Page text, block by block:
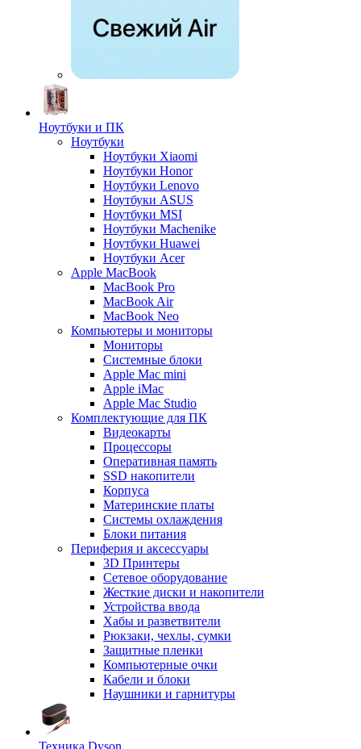
Ноутбуки и ПК
Ноутбуки
Ноутбуки Xiaomi
Ноутбуки Honor
Ноутбуки Lenovo
Ноутбуки ASUS
Ноутбуки MSI
Ноутбуки Machenike
Ноутбуки Huawei
Ноутбуки Acer
Apple MacBook
MacBook Pro
MacBook Air
MacBook Neo
Компьютеры и мониторы
Мониторы
Системные блоки
Apple Mac mini
Apple iMac
Apple Mac Studio
Комплектующие для ПК
Видеокарты
Процессоры
Оперативная память
SSD накопители
Корпуса
Материнские платы
Системы охлаждения
Блоки питания
Периферия и аксессуары
3D Принтеры
Сетевое оборудование
Жесткие диски и накопители
Устройства ввода
Хабы и разветвители
Рюкзаки, чехлы, сумки
Защитные пленки
Компьютерные очки
Кабели и блоки
Наушники и гарнитуры
Техника Dyson